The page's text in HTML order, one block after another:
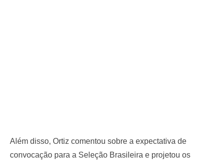
Além disso, Ortiz comentou sobre a expectativa de
convocação para a Seleção Brasileira e projetou os